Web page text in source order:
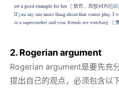
2. Rogerian argument
Rogerian argument是要先充
提出自己的观点，必须包含以下